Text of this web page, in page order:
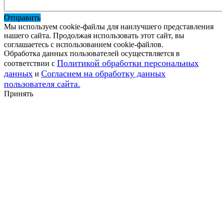
Отправить
Мы используем cookie-файлы для наилучшего представления
нашего сайта. Продолжая использовать этот сайт, вы
соглашаетесь с использованием cookie-файлов.
Обработка данных пользователей осуществляется в
соответствии с Политикой обработки персональных
данных и Согласием на обработку данных
пользователя сайта.
Принять